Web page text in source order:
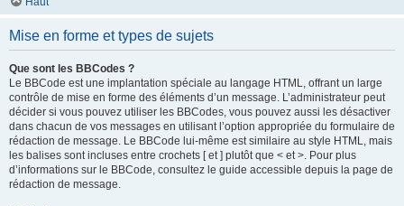
Mise en forme et types de sujets
Que sont les BBCodes ?
Le BBCode est une implantation spéciale au langage HTML, offrant un large
contrôle de mise en forme des éléments d’un message. L’administrateur peut
décider si vous pouvez utiliser les BBCodes, vous pouvez aussi les désactiver
dans chacun de vos messages en utilisant l’option appropriée du formulaire de
rédaction de message. Le BBCode lui-même est similaire au style HTML, mais
les balises sont incluses entre crochets [ et ] plutôt que < et >. Pour plus
d’informations sur le BBCode, consultez le guide accessible depuis la page de
rédaction de message.